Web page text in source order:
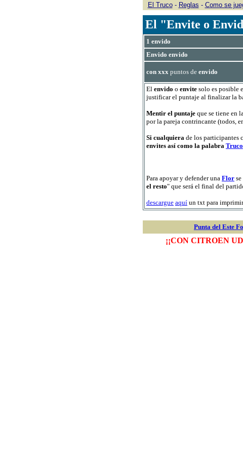
El Truco- Reglas - Como se
El "Envite o
1 envido
Envido envido
con xxx puntos de envido
El envido o envite solo es posible
justificar el puntaje al finalizar la
Mentir el puntaje que se tiene en
por la pareja contrincante (todos,
Si cualquiera de los participantes
envites así como la palabra Truco
Para apoyar y defender una Flor
el resto" que será el final del
descargue aquí un txt para
Punta del Este
¡¡CON CITROEN